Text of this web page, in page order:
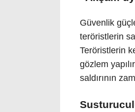
Güvenlik
teröristlerin
Teröristlerin
gözlem
saldırının